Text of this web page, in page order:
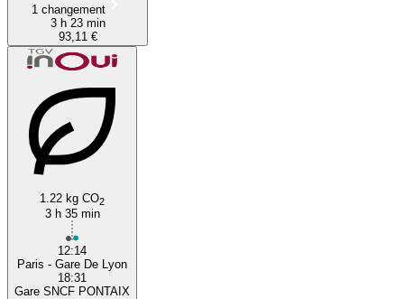
1 changement
3 h 23 min
93,11 €
1.22 kg CO2
3 h 35 min
12:14
Paris - Gare De Lyon
18:31
Gare SNCF PONTAIX